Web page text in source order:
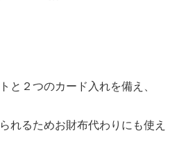
と２つのカード入れを備え、
れるためお財布代わりにも使え